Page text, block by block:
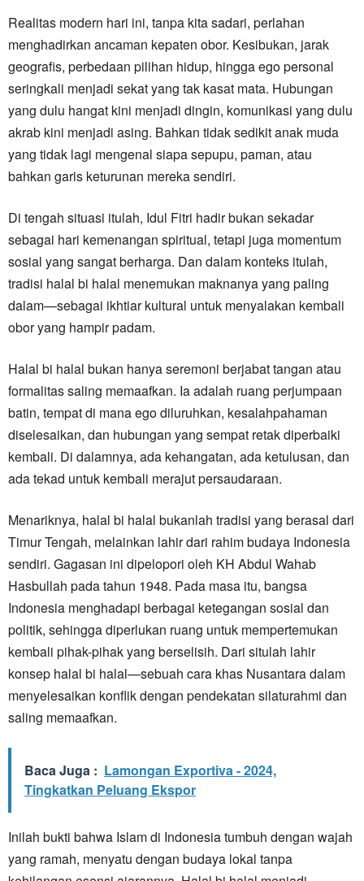
Realitas modern hari ini, tanpa kita sadari, perlahan
menghadirkan ancaman kepaten obor. Kesibukan, jarak
geografis, perbedaan pilihan hidup, hingga ego personal
seringkali menjadi sekat yang tak kasat mata. Hubungan
yang dulu hangat kini menjadi dingin, komunikasi yang dulu
akrab kini menjadi asing. Bahkan tidak sedikit anak muda
yang tidak lagi mengenal siapa sepupu, paman, atau
bahkan garis keturunan mereka sendiri.
Di tengah situasi itulah, Idul Fitri hadir bukan sekadar
sebagai hari kemenangan spiritual, tetapi juga momentum
sosial yang sangat berharga. Dan dalam konteks itulah,
tradisi halal bi halal menemukan maknanya yang paling
dalam—sebagai ikhtiar kultural untuk menyalakan kembali
obor yang hampir padam.
Halal bi halal bukan hanya seremoni berjabat tangan atau
formalitas saling memaafkan. Ia adalah ruang perjumpaan
batin, tempat di mana ego diluruhkan, kesalahpahaman
diselesaikan, dan hubungan yang sempat retak diperbaiki
kembali. Di dalamnya, ada kehangatan, ada ketulusan, dan
ada tekad untuk kembali merajut persaudaraan.
Menariknya, halal bi halal bukanlah tradisi yang berasal dari
Timur Tengah, melainkan lahir dari rahim budaya Indonesia
sendiri. Gagasan ini dipelopori oleh KH Abdul Wahab
Hasbullah pada tahun 1948. Pada masa itu, bangsa
Indonesia menghadapi berbagai ketegangan sosial dan
politik, sehingga diperlukan ruang untuk mempertemukan
kembali pihak-pihak yang berselisih. Dari situlah lahir
konsep halal bi halal—sebuah cara khas Nusantara dalam
menyelesaikan konflik dengan pendekatan silaturahmi dan
saling memaafkan.
Baca Juga : Lamongan Exportiva - 2024,
Tingkatkan Peluang Ekspor
Inilah bukti bahwa Islam di Indonesia tumbuh dengan wajah
yang ramah, menyatu dengan budaya lokal tanpa